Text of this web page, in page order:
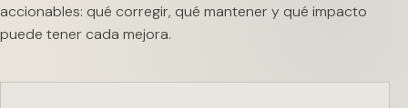
accionables: qué corregir, qué mantener y qué impacto
puede tener cada mejora.